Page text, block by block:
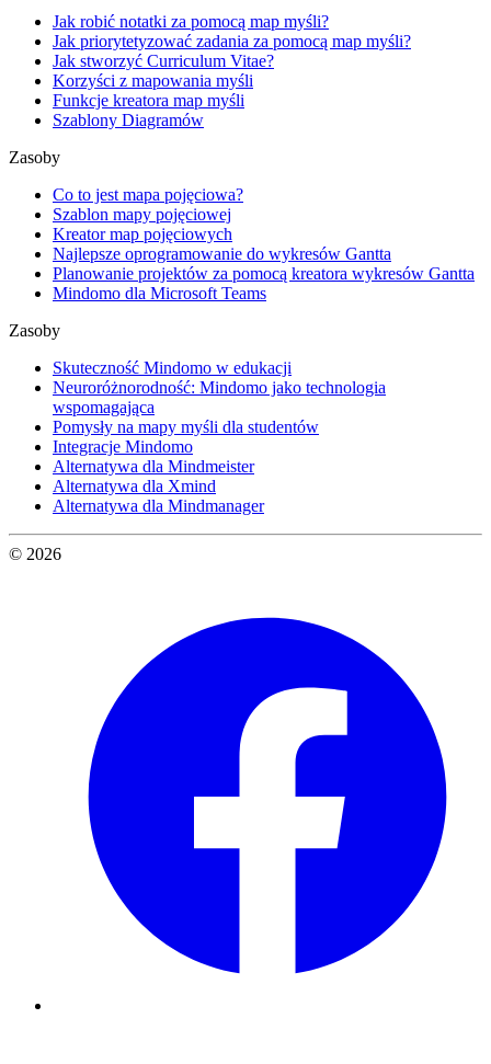
Jak robić notatki za pomocą map myśli?
Jak priorytetyzować zadania za pomocą map myśli?
Jak stworzyć Curriculum Vitae?
Korzyści z mapowania myśli
Funkcje kreatora map myśli
Szablony Diagramów
Zasoby
Co to jest mapa pojęciowa?
Szablon mapy pojęciowej
Kreator map pojęciowych
Najlepsze oprogramowanie do wykresów Gantta
Planowanie projektów za pomocą kreatora wykresów Gantta
Mindomo dla Microsoft Teams
Zasoby
Skuteczność Mindomo w edukacji
Neuroróżnorodność: Mindomo jako technologia
wspomagająca
Pomysły na mapy myśli dla studentów
Integracje Mindomo
Alternatywa dla Mindmeister
Alternatywa dla Xmind
Alternatywa dla Mindmanager
© 2026